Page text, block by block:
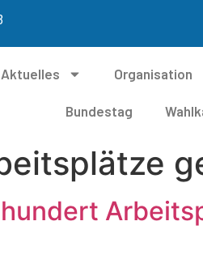
Aktuelles Organisation
Bundestag